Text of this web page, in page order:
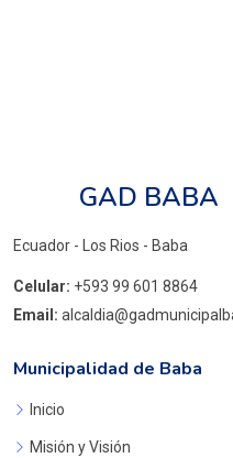
GAD BABA
Ecuador - Los Rios - Baba
Celular: +593 99 601 8864
Email:
Municipalidad de Baba
Inicio
Misión y Visión